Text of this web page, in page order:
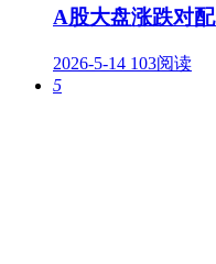
A股大盘涨跌对
2026-5-14 103阅读
5